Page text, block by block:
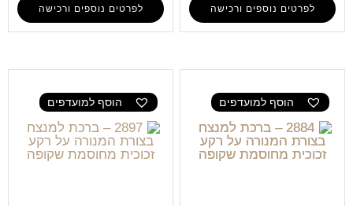
לפרטים נוספים ורכישה לפרטים נוספים ורכישה
הוסף למועדפים הוסף למועדפים